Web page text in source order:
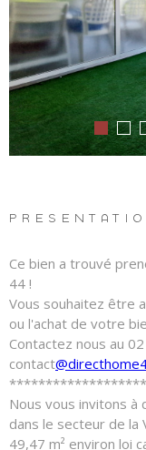
Ce bien a trouvé
44 !
Vous souhaitez être
ou l'achat de votre
Contactez nous au
contact
Nous vous invitons
dans le secteur de la
49,47 m² environ loi